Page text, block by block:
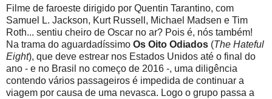
Filme de faroeste dirigido por Quentin Tarantino, com
Samuel L. Jackson, Kurt Russell, Michael Madsen e Tim
Roth... sentiu cheiro de Oscar no ar? Pois é, nós também!
Na trama do aguardadíssimo Os Oito Odiados (The Hateful
Eight), que deve estrear nos Estados Unidos até o final do
ano - e no Brasil no começo de 2016 -, uma diligência
contendo vários passageiros é impedida de continuar a
viagem por causa de uma nevasca. Logo o grupo passa a